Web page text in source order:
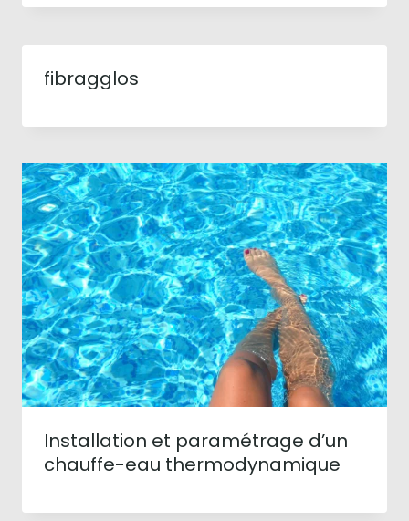
fibragglos
Installation et paramétrage d’un
chauffe-eau thermodynamique